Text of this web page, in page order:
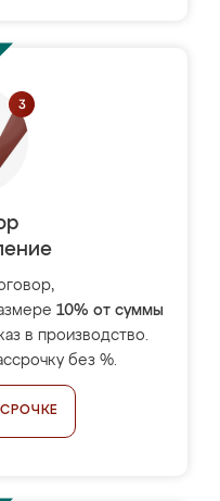
10% от суммы
в производство.
без %.